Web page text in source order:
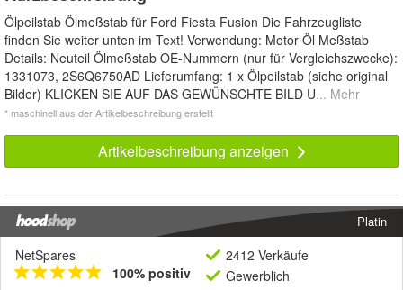
Ölpeilstab Ölmeßstab für Ford Fiesta Fusion Die Fahrzeugliste
finden Sie weiter unten im Text! Verwendung: Motor Öl Meßstab
Details: Neuteil Ölmeßstab OE-Nummern (nur für Vergleichszwecke):
1331073, 2S6Q6750AD Lieferumfang: 1 x Ölpeilstab (siehe original
Bilder) KLICKEN SIE AUF DAS GEWÜNSCHTE BILD U... Mehr
* maschinell aus der Artikelbeschreibung erstellt
Artikelbeschreibung anzeigen
Platin
NetSpares
100% positiv
2412 Verkäufe
Gewerblich